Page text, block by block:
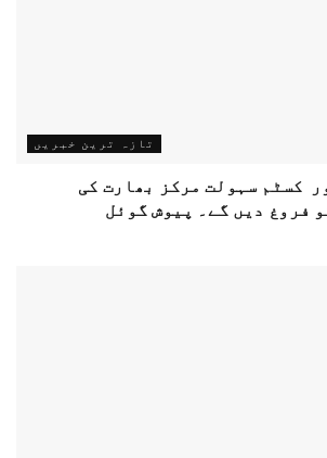
تازہ ترین خبریں
اور کسٹم سہولت مرکز بھارت کی
فروغ دیں گے۔ پیوش گوئل